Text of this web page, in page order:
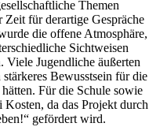
Themen
Zeit für derartige Gespräche
die offene Atmosphäre,
Sichtweisen
Viele Jugendliche äußerten
Bewusstsein für die
Für die Schule sowie
Kosten, da das Projekt durch
gefördert wird.